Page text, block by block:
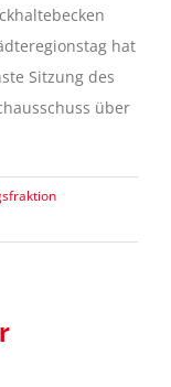
hat
Sitzung des
über